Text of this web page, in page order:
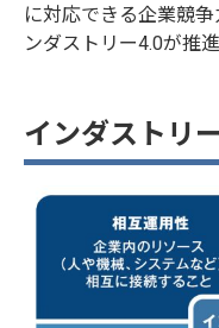
に対応できる企業競
ンダストリー4.0が推
インダストリ